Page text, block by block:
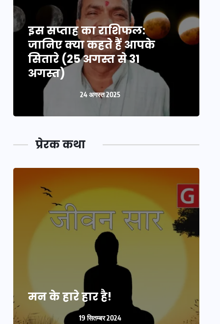
इस सप्ताह का राशिफल:
जानिए क्या कहते हैं आपके
सितारे (25 अगस्त से 31
अगस्त)
24 अगस्त 2025
प्रेरक कथा
मन के हारे हार है!
19 सितम्बर 2024